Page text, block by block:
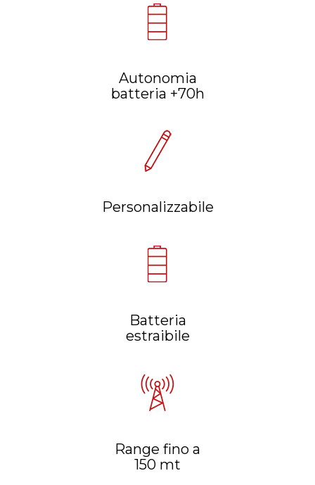
Autonomia
batteria +70h
Personalizzabile
Batteria
estraibile
Range fino a
150 mt